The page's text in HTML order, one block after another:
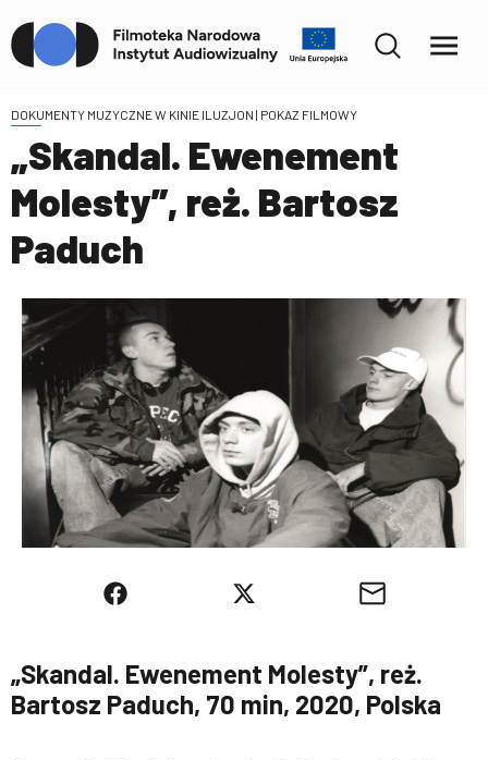
DOKUMENTY MUZYCZNE W KINIE ILUZJON | POKAZ FILMOWY
„Skandal. Ewenement
Molesty”, reż. Bartosz
Paduch
„Skandal. Ewenement Molesty”, reż.
Bartosz Paduch, 70 min, 2020, Polska